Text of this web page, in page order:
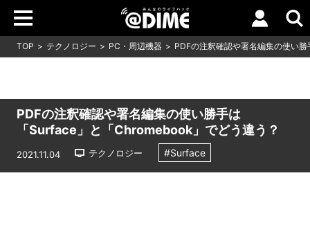
TOP テクノロジー PC・周辺機器 PDFの注釈確認や署名編集の使い
PDFの注釈確認や署名編集の使い勝手は
「Surface」と「Chromebook」でどう違う？
2021.11.04 テクノロジー #Surface